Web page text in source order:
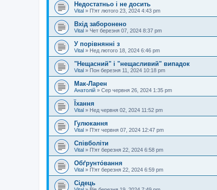
Недостатньо і не досить
Vital » П'ят лютого 23, 2024 4:43 pm
Вхід заборонено
Vital » Чет березня 07, 2024 8:37 pm
У порівнянні з
Vital » Нед лютого 18, 2024 6:46 pm
"Нещасний" і "нещасливий" випадок
Vital » Пон березня 11, 2024 10:18 pm
Мак-Ларен
Анатолій » Сер червня 26, 2024 1:35 pm
Їхання
Vital » Нед червня 02, 2024 11:52 pm
Гулюкання
Vital » П'ят червня 07, 2024 12:47 pm
Співболіти
Vital » П'ят березня 22, 2024 6:58 pm
Обґрунто́вання
Vital » П'ят березня 22, 2024 6:59 pm
Сідець